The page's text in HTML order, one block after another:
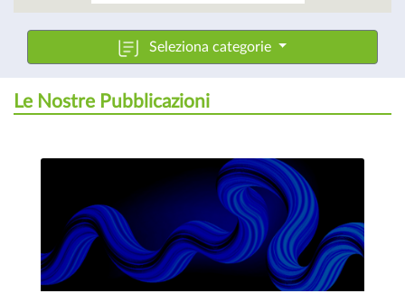
Seleziona categorie
Le Nostre Pubblicazioni